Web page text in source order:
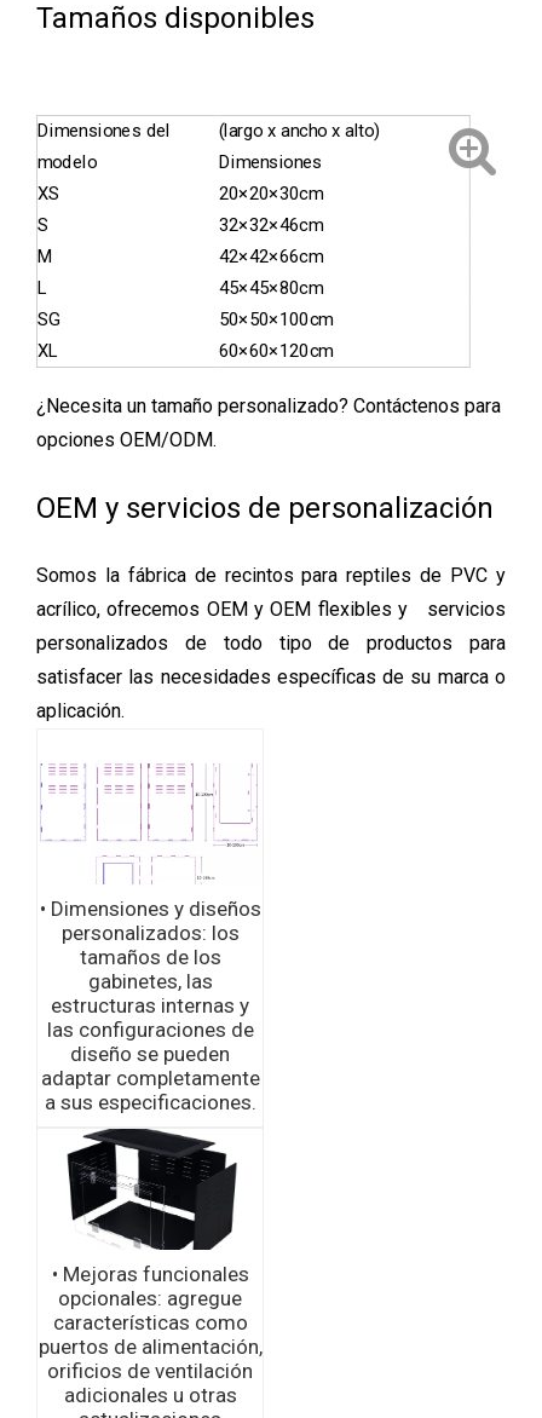
Tamaños disponibles
Dimensiones del
modelo
(largo x ancho x alto)
Dimensiones
XS
20×20×30cm
S 32×32×46cm
M
42×42×66cm
L
45×45×80cm
SG 50×50×100cm
XL 60×60×120cm
¿Necesita un tamaño personalizado? Contáctenos para
opciones OEM/ODM.
OEM y servicios de personalización
Somos la fábrica de recintos para reptiles de PVC y
acrílico, ofrecemos OEM y OEM flexibles y servicios
personalizados de todo tipo de productos para
satisfacer las necesidades específicas de su marca o
aplicación.
• Dimensiones y diseños
personalizados: los
tamaños de los
gabinetes, las
estructuras internas y
las configuraciones de
diseño se pueden
adaptar completamente
a sus especificaciones.
• Mejoras funcionales
opcionales: agregue
características como
puertos de alimentación,
orificios de ventilación
adicionales u otras